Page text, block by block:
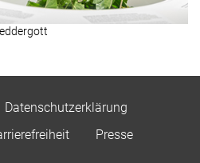
Datenschutzerklärung
Presse